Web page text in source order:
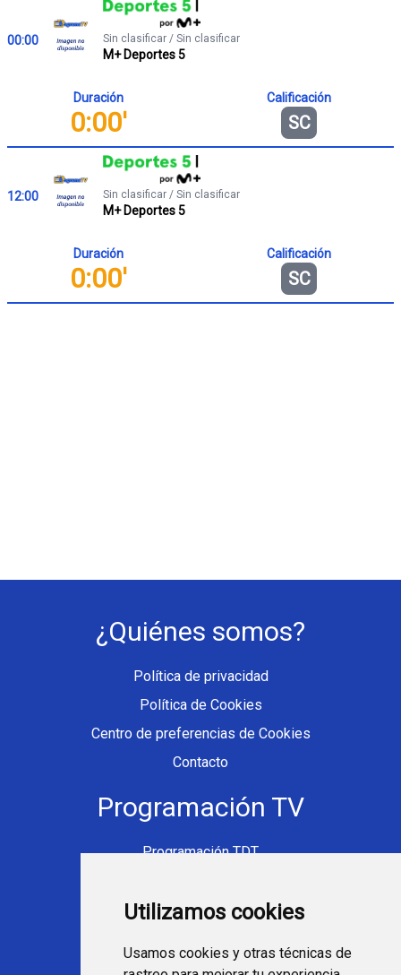
Utilizamos cookies
Usamos cookies y otras técnicas de
00:00 Sin clasificar / Sin clasificar
M+ Deportes 5
Duración
0:00'
Calificación
SC
12:00 Sin clasificar / Sin clasificar
M+ Deportes 5
Duración
0:00'
Calificación
SC
¿Quiénes somos?
Política de privacidad
Política de Cookies
Centro de preferencias de Cookies
Contacto
Programación TV
Programación TDT
Ver TV Online
Fútbol en la tele